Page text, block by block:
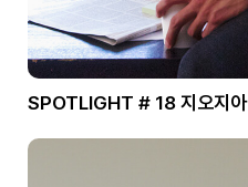
SPOTLIGHT # 18 지오지아